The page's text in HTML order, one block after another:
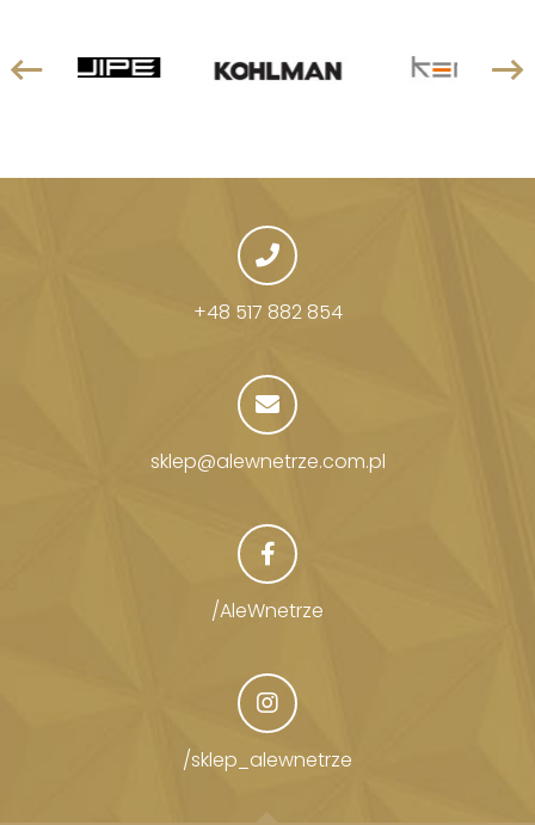
+48 517 882 854
sklep@alewnetrze.com.pl
/AleWnetrze
/sklep_alewnetrze